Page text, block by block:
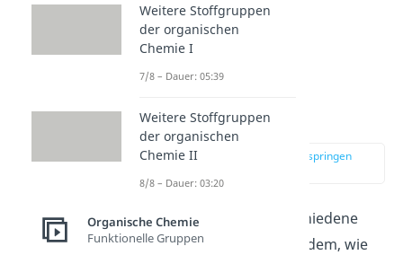
Amine Arten
zur Stelle im Video springen
Amine kannst du in verschiedene
Artenunterteilen. Je nachdem, wie
Weitere Stoffgruppen
der organischen
Chemie I
7/8 – Dauer: 05:39
Weitere Stoffgruppen
der organischen
Chemie II
8/8 – Dauer: 03:20
Organische Chemie
Funktionelle Gruppen